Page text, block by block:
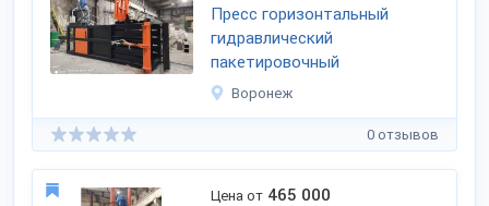
Пресс горизонтальный
гидравлический
пакетировочный
Воронеж
0 отзывов
Цена от 465 000